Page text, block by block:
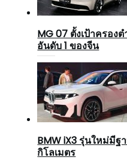
MG 07 ตั้งเป้าครอง
อันดับ 1 ของจีน
BMW iX3 รุ่นใหม่มีฐ
กิโลเมตร